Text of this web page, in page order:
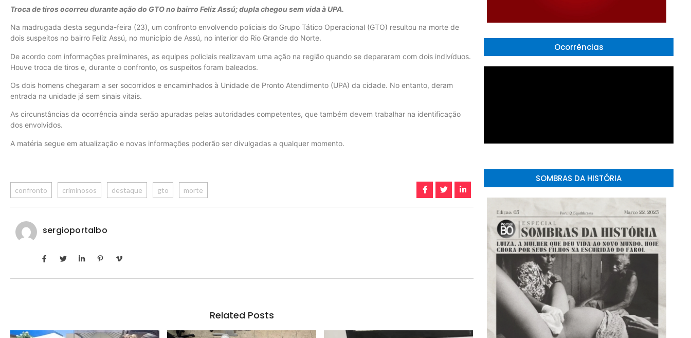
Troca de tiros ocorreu durante ação do GTO no bairro Feliz Assú; dupla chegou sem vida à UPA.
Na madrugada desta segunda-feira (23), um confronto envolvendo policiais do Grupo Tático Operacional (GTO) resultou na morte de
dois suspeitos no bairro Feliz Assú, no município de Assú, no interior do Rio Grande do Norte.
De acordo com informações preliminares, as equipes policiais realizavam uma ação na região quando se depararam com dois indivíduos.
Houve troca de tiros e, durante o confronto, os suspeitos foram baleados.
Os dois homens chegaram a ser socorridos e encaminhados à Unidade de Pronto Atendimento (UPA) da cidade. No entanto, deram
entrada na unidade já sem sinais vitais.
As circunstâncias da ocorrência ainda serão apuradas pelas autoridades competentes, que também devem trabalhar na identificação
dos envolvidos.
A matéria segue em atualização e novas informações poderão ser divulgadas a qualquer momento.
confronto criminosos destaque gto morte
sergioportalbo
Related Posts
Ocorrências
SOMBRAS DA HISTÓRIA